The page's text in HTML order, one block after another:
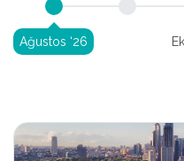
Ağustos ‘26